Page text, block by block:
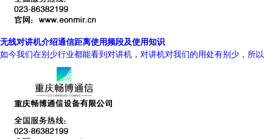
无线对讲机介绍通信距离使用频段及使用知识
如今我们在别少行业都能看到对讲机，对讲机对我们的用处有别少，所